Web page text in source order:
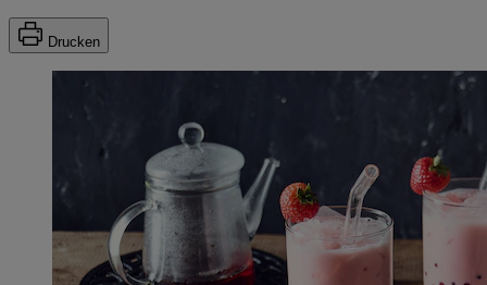
Drucken